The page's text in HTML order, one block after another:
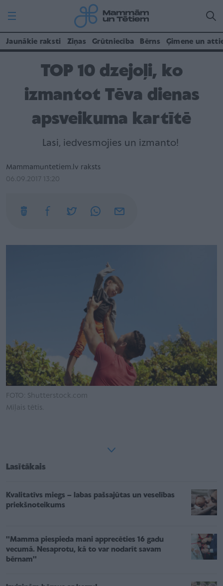
Jaunākie raksti Ziņas Grūtniecība Bērns Ģimene un
TOP 10 dzejoļi, ko
izmantot Tēva dienas
apsveikuma kartītē
Lasi, iedvesmojies un izmanto!
Mammamuntetiem.lv raksts
06.09.2017 13:20
FOTO: Shutterstock.com
Mīļais tētis.
Lasītākais
Kvalitatīvs miegs – labas pašsajūtas un veselības
priekšnoteikums
''Mamma piespieda mani apprecēties 16 gadu
vecumā. Nesaprotu, kā to var nodarīt savam
bērnam''